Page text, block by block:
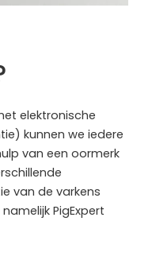
elektronische
kunnen we iedere
van een oormerk
van de varkens
PigExpert